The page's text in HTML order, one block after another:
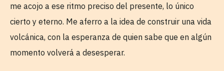
me acojo a ese ritmo preciso del presente, lo único
cierto y eterno. Me aferro a la idea de construir una vida
volcánica, con la esperanza de quien sabe que en algún
momento volverá a desesperar.